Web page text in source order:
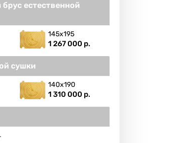
естественной
145х195
1 267 000 р.
сушки
140х190
1 310 000 р.